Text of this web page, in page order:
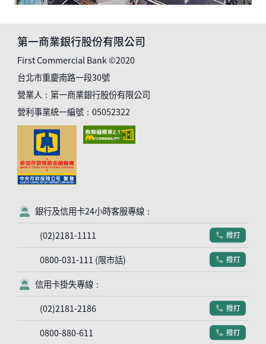
第一商業銀行股份有限公司
First Commercial Bank ©2020
台北市重慶南路一段30號
營業人：第一商業銀行股份有限公司
營利事業統一編號：05052322
客服符號
銀行及信用卡24小時客服專線：
(02)2181-1111
電話符號
撥打
0800-031-111 (限市話) 電話符號
撥打
客服符號
信用卡掛失專線：
(02)2181-2186
電話符號
撥打
0800-880-611 電話符號
撥打